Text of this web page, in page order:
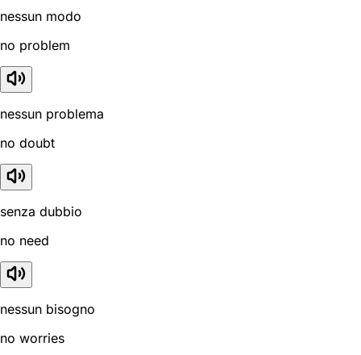
nessun modo
no problem
nessun problema
no doubt
senza dubbio
no need
nessun bisogno
no worries